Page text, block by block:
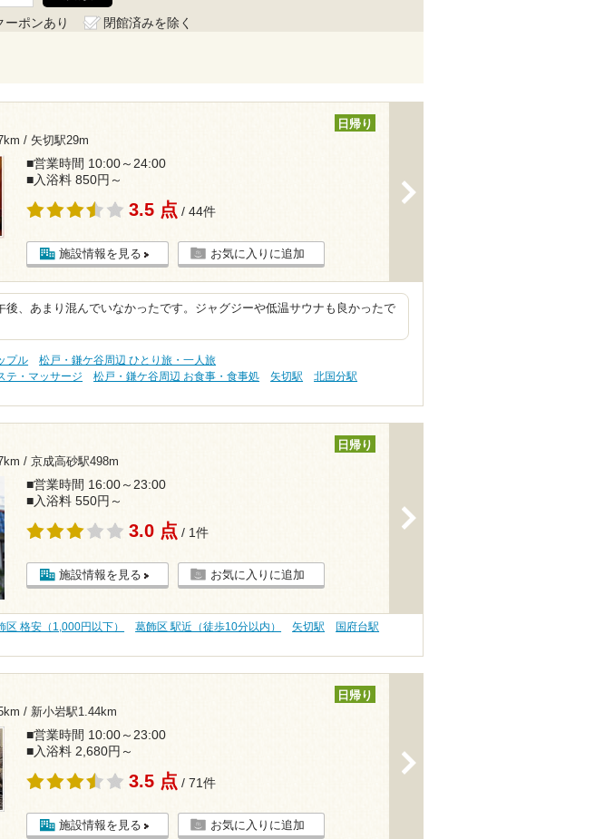
ーポンあり
閉館済みを除く
/ 矢切駅29m
日帰り
■営業時間 10:00～24:00
■入浴料 850円～
3.5 点 / 44件
施設情報を見る お気に入りに追加
後、あまり混んでいなかったです。ジャグジーや低温サウナも良かったで
プル
松戸・鎌ケ谷周辺 ひとり旅・一人旅
テ・マッサージ
松戸・鎌ケ谷周辺 お食事・食事処 矢切駅
北国分駅
/ 京成高砂駅498m
日帰り
■営業時間 16:00～23:00
■入浴料 550円～
3.0 点 / 1件
施設情報を見る お気に入りに追加
区 格安（1,000円以下） 葛飾区 駅近（徒歩10分以内） 矢切駅
国府台駅
/ 新小岩駅1.44km
日帰り
■営業時間 10:00～23:00
■入浴料 2,680円～
3.5 点 / 71件
施設情報を見る お気に入りに追加